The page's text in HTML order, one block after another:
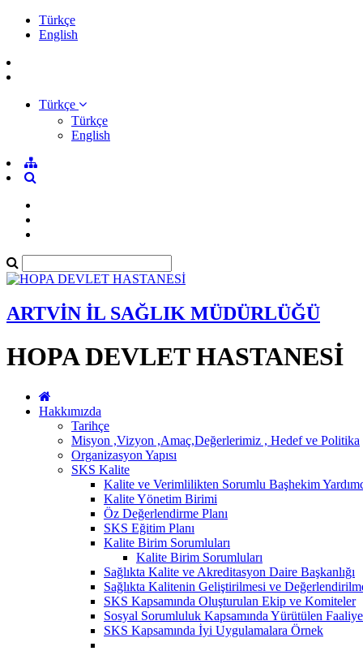
Türkçe
English
Türkçe
Türkçe
English
ARTVİN İL SAĞLIK MÜDÜRLÜĞÜ
HOPA DEVLET HASTANESİ
Hakkımızda
Tarihçe
Misyon ,Vizyon ,Amaç,Değerlerimiz , Hedef ve Politika
Organizasyon Yapısı
SKS Kalite
Kalite ve Verimlilikten Sorumlu Başhekim
Kalite Yönetim Birimi
Öz Değerlendirme Planı
SKS Eğitim Planı
Kalite Birim Sorumluları
Kalite Birim Sorumluları
Sağlıkta Kalite ve Akreditasyon Daire Başkanlığı
Sağlıkta Kalitenin Geliştirilmesi ve
SKS Kapsamında Oluşturulan Ekip ve Komiteler
Sosyal Sorumluluk Kapsamında Yürütülen
SKS Kapsamında İyi Uygulamalara Örnek